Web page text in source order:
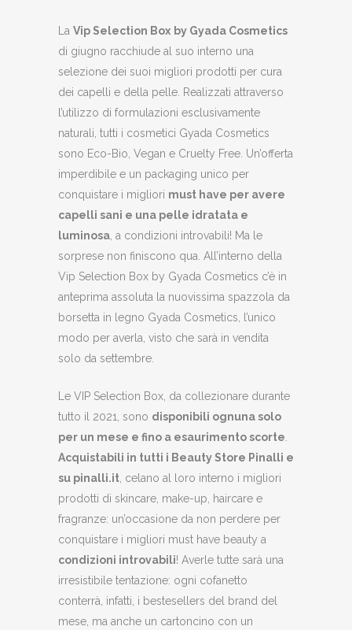
La Vip Selection Box by Gyada Cosmetics
di giugno racchiude al suo interno una
selezione dei suoi migliori prodotti per cura
dei capelli e della pelle. Realizzati attraverso
l’utilizzo di formulazioni esclusivamente
naturali, tutti i cosmetici Gyada Cosmetics
sono Eco-Bio, Vegan e Cruelty Free. Un’offerta
imperdibile e un packaging unico per
conquistare i migliori must have per avere
capelli sani e una pelle idratata e
luminosa , a condizioni introvabili! Ma le
sorprese non finiscono qua. All’interno della
Vip Selection Box by Gyada Cosmetics c’è in
anteprima assoluta la nuovissima spazzola da
borsetta in legno Gyada Cosmetics, l’unico
modo per averla, visto che sarà in vendita
solo da settembre.
Le VIP Selection Box, da collezionare durante
tutto il 2021, sono disponibili ognuna solo
per un mese e fino a esaurimento scorte
Acquistabili in tutti i Beauty Store Pinalli e
su pinalli.it , celano al loro interno i migliori
prodotti di skincare, make-up, haircare e
fragranze: un’occasione da non perdere per
conquistare i migliori must have beauty a
condizioni introvabili! Averle tutte sarà una
irresistibile tentazione: ogni cofanetto
conterrà, infatti, i bestesellers del brand del
mese, ma anche un cartoncino con un